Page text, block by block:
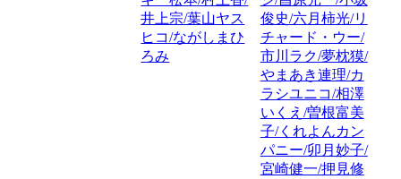
井上宗/葉山ヤス
ヒコ/ながしまひ
ろみ
俊史/六月柿光/リ
チャード・ウー/
市川ラク/夢枕獏/
やまあき連理/カ
ラシユニコ/相澤
いくえ/曽根富美
子/くれよんカン
パニー/卯月妙子/
宮崎健一/押見修